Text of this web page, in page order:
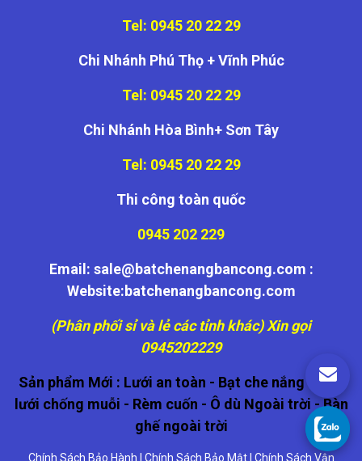
Tel: 0945 20 22 29
Chi Nhánh Phú Thọ + Vĩnh Phúc
Tel: 0945 20 22 29
Chi Nhánh Hòa Bình+ Sơn Tây
Tel: 0945 20 22 29
Thi công toàn quốc
0945 202 229
Email: sale@batchenangbancong.com :
Website:batchenangbancong.com
(Phân phối sỉ và lẻ các tỉnh khác) Xin gọi
0945202229
Sản phẩm Mới : Lưới an toàn - Bạt che nắng-
Cửa
lưới chống muỗi - Rèm cuốn - Ô dù Ngoài trời -Bàn
ghế ngoài trời
Chính Sách Bảo Hành Chính Sách Bảo Mật| Chính Sách Vận